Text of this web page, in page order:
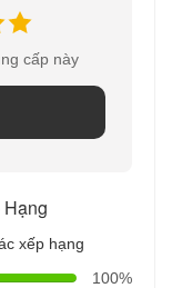
cấp này
xếp hạng
100%